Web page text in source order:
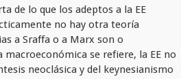
de lo que los adeptos a la EE
no hay otra teoría
a Sraffa o a Marx son o
se refiere, la EE no
neoclásica y del keynesianismo